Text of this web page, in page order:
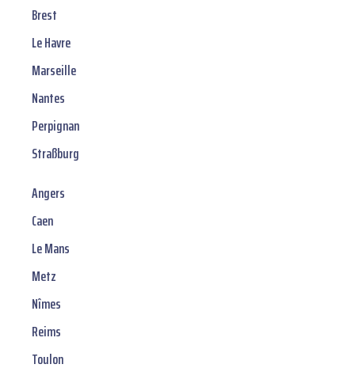
Brest
Le Havre
Marseille
Nantes
Perpignan
Straßburg
Angers
Caen
Le Mans
Metz
Nîmes
Reims
Toulon